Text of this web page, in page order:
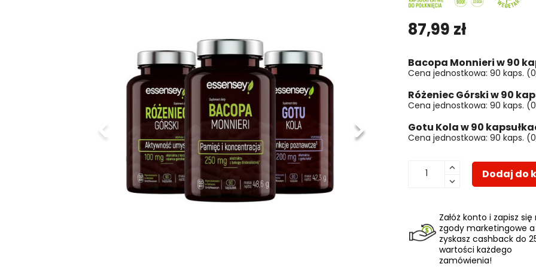
Poprzedni Następny
87,99 zł
Bacopa Monnieri w 90
Cena jednostkowa: 90 kaps.
Różeniec Górski w 90
Cena jednostkowa: 90 kaps.
Gotu Kola w 90
Cena jednostkowa: 90 kaps.
Dodaj do
Załóż konto i zapisz się
zgody marketingowe a
zyskasz cashback do
wartości każdego
zamówienia!